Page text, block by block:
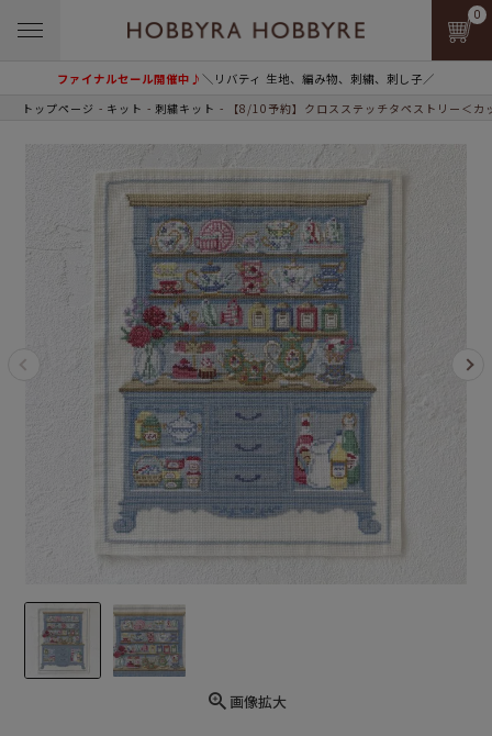
ファイナルセール開催中♪＼リバティ 生地、編み物、刺繍、刺し子／
0
トップページ キット 刺繍キット 【8/10予約】クロスステッチタペストリー＜カ
画像拡大